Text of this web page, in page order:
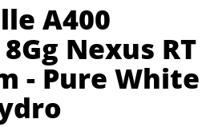
A400
Nexus RT
- Pure White